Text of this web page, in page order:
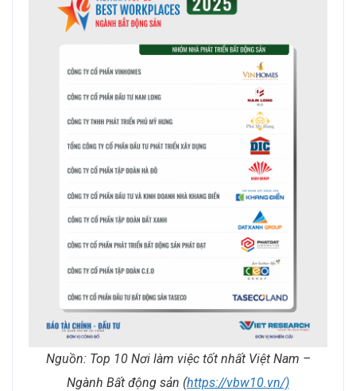
Nguồn: Top 10 Nơi làm việc tốt nhất Việt Nam –
Ngành Bất động sản (https://vbw10.vn/)